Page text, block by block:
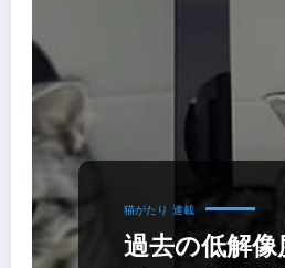
猫がたり 連載
過去の低解